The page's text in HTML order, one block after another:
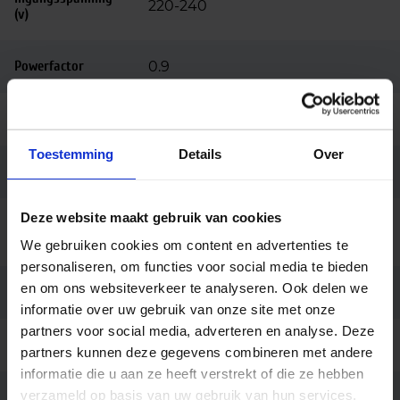
Toestemming Details Over
Deze website maakt gebruik van cookies
We gebruiken cookies om content en advertenties te
personaliseren, om functies voor social media te bieden
en om ons websiteverkeer te analyseren. Ook delen we
informatie over uw gebruik van onze site met onze
partners voor social media, adverteren en analyse. Deze
partners kunnen deze gegevens combineren met andere
informatie die u aan ze heeft verstrekt of die ze hebben
verzameld op basis van uw gebruik van hun services.
(v)
220-240
Powerfactor 0.9
Bedrijfstemperatu
ur
Behuizing Polycarbonaat
Kleur